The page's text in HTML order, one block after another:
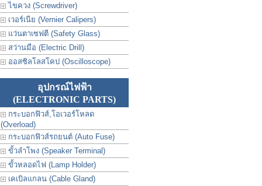
ไขควง (Screwdriver)
เวอร์เนีย (Vernier Calipers)
แว่นตาเซฟตี (Safety Glass)
สว่านมือ (Electric Drill)
ออสซิลโลสโคป (Oscilloscope)
อุปกรณ์ไฟฟ้า
(ELECTRONIC PARTS)
กระบอกฟิวส์,โอเวอร์โหลด
(Overload)
กระบอกฟิวส์รถยนต์ (Auto Fuse)
ขั้วลำโพง (Speaker Terminal)
ขั้วหลอดไฟ (Lamp Holder)
เคเบิลแกลน (Cable Gland)